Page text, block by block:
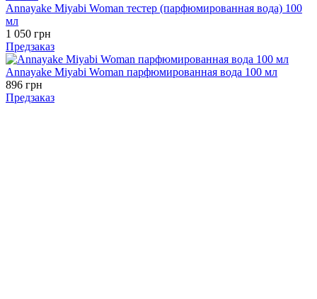
Annayake Miyabi Woman тестер (парфюмированная вода) 100
мл
1 050 грн
Предзаказ
Annayake Miyabi Woman парфюмированная вода 100 мл
896 грн
Предзаказ